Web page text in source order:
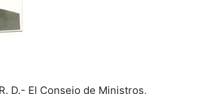
D.- El Consejo de Ministros,